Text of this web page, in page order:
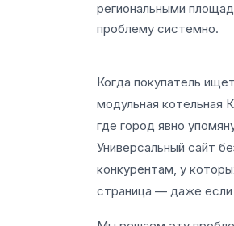
региональными
проблему системно.
Когда покупатель
модульная котельная
где город явно
Универсальный сайт
конкурентам, у
страница — даже если